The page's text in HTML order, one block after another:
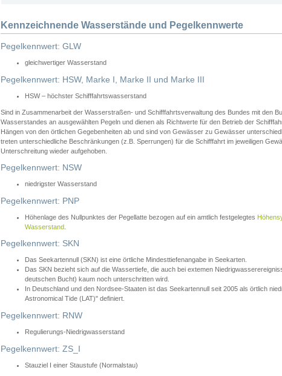
Kennzeichnende Wasserstände und Pegelkennwerte
Pegelkennwert: GLW
gleichwertiger Wasserstand
Pegelkennwert: HSW, Marke I, Marke II und Marke III
HSW – höchster Schifffahrtswasserstand
Sind in Zusammenarbeit der Wasserstraßen- und Schifffahrtsverwaltung des Bundes mit den
Wasserstandes an ausgewählten Pegeln und dienen als Richtwerte für den Betrieb der
Hängen von den örtlichen Gegebenheiten ab und sind von Gewässer zu Gewässer
treten unterschiedliche Beschränkungen (z.B. Sperrungen) für die Schifffahrt im jeweiligen
Unterschreitung wieder aufgehoben.
Pegelkennwert: NSW
niedrigster Wasserstand
Pegelkennwert: PNP
Höhenlage des Nullpunktes der Pegellatte bezogen auf ein amtlich festgelegtes
Wasserstand
Pegelkennwert: SKN
Das Seekartennull (SKN) ist eine örtliche Mindesttiefenangabe in Seekarten.
Das SKN bezieht sich auf die Wassertiefe, die auch bei extemen
deutschen Bucht) kaum noch unterschritten wird.
In Deutschland und den Nordsee-Staaten ist das Seekartennull seit 2005 als örtlich
Astronomical Tide (LAT)" definiert.
Pegelkennwert: RNW
Regulierungs-Niedrigwasserstand
Pegelkennwert: ZS_I
Stauziel I einer Staustufe (Normalstau)